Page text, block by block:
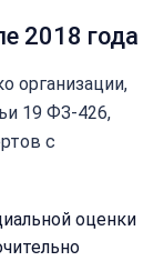
2018 года
организации,
19 ФЗ-426,
с
оценки